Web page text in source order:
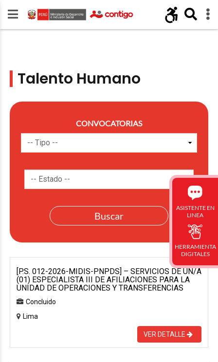
Talento Humano
CONVOCATORIAS
[P.S. 012-2026-MIDIS-PNPDS] – SERVICIOS DE UN/A
(01) ESPECIALISTA III DE AFILIACIONES PARA LA
UNIDAD DE OPERACIONES Y TRANSFERENCIAS
Concluido
Lima
VER DETALLE
ASISTENTE EN
LINEA
HERRAMIENTA
DIGITALES